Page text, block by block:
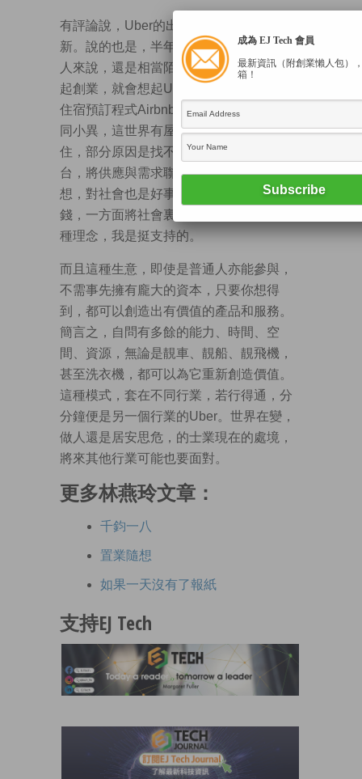
有評論說，Uber的出現，考驗政府有多創
新。說的也是，半年前，叫車程式對很多
人來說，還是相當陌生。可是現在每當提
起創業，就會想起Uber，除此之外，還有
住宿預訂程式Airbnb。兩者的經營理念大
同小異，這世界有屋無人住，有人無屋
住，部分原因是找不到對方，就利用這平
台，將供應與需求聯繫上。從好的方面
想，對社會也是好事，一方面市民可以賺
錢，一方面將社會裏隱藏的資源釋放，這
種理念，我是挺支持的。
而且這種生意，即使是普通人亦能參與，
不需事先擁有龐大的資本，只要你想得
到，都可以創造出有價值的產品和服務。
簡言之，自問有多餘的能力、時間、空
間、資源，無論是靚車、靚船、靚飛機，
甚至洗衣機，都可以為它重新創造價值。
這種模式，套在不同行業，若行得通，分
分鐘便是另一個行業的Uber。世界在變，
做人還是居安思危，的士業現在的處境，
將來其他行業可能也要面對。
更多林燕玲文章：
千鈞一八
置業隨想
如果一天沒有了報紙
支持EJ Tech
成為 EJ Tech 會員
最新資訊（附創業懶人包）
箱！